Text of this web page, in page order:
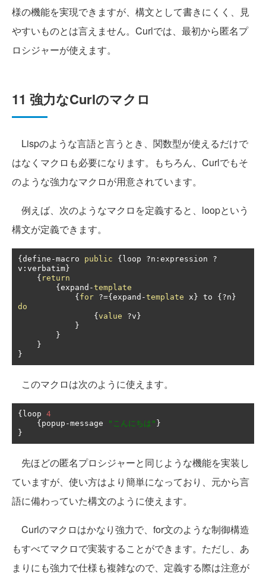
様の機能を実現できますが、構文として書きにくく、見
やすいものとは言えません。Curlでは、最初から匿名プ
ロシジャーが使えます。
11 強力なCurlのマクロ
Lispのような言語と言うとき、関数型が使えるだけで
はなくマクロも必要になります。もちろん、Curlでもそ
のような強力なマクロが用意されています。
例えば、次のようなマクロを定義すると、loopという
構文が定義できます。
{ define -macro public { loop ?n : expression ?
v : verbatim }
{ return
{ expand -template
{ for ?={ expand -template x } to {?n }
do
{ value ?v }
}
}
}
}
このマクロは次のように使えます。
{ loop 4
{ popup -message "こんにちは" }
}
先ほどの匿名プロシジャーと同じような機能を実装し
ていますが、使い方はより簡単になっており、元から言
語に備わっていた構文のように使えます。
Curlのマクロはかなり強力で、for文のような制御構造
もすべてマクロで実装することができます。ただし、あ
まりにも強力で仕様も複雑なので、定義する際は注意が